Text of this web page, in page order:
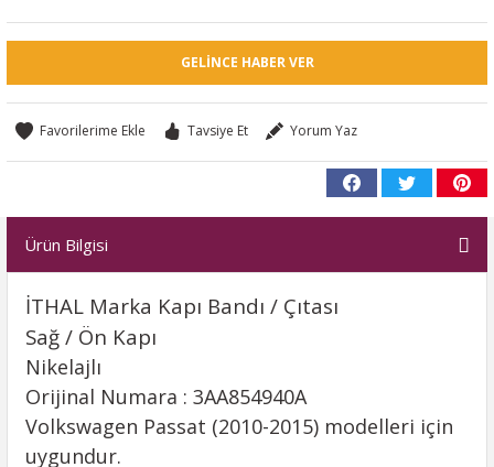
GELINCE HABER VER
Tavsiye Et Yorum Yaz
Ürün Bilgisi
İTHAL Marka Kapı Bandı / Çıtası
Sağ / Ön Kapı
Nikelajlı
Orijinal Numara : 3AA854940A
Volkswagen Passat (2010-2015) modelleri için
uygundur.